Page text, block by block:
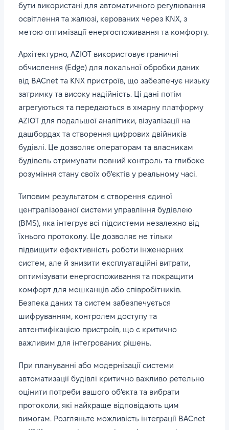
бути використані для автоматичного регулювання
освітлення та жалюзі, керованих через KNX, з
метою оптимізації енергоспоживання та комфорту.
Архітектурно, AZIOT використовує граничні
обчислення (Edge) для локальної обробки даних
від BACnet та KNX пристроїв, що забезпечує низьку
затримку та високу надійність. Ці дані потім
агрегуються та передаються в хмарну платформу
AZIOT для подальшої аналітики, візуалізації на
дашбордах та створення цифрових двійників
будівлі. Це дозволяє операторам та власникам
будівель отримувати повний контроль та глибоке
розуміння стану своїх об'єктів у реальному часі.
Типовим результатом є створення єдиної
централізованої системи управління будівлею
(BMS), яка інтегрує всі підсистеми незалежно від
їхнього протоколу. Це дозволяє не тільки
підвищити ефективність роботи інженерних
систем, але й знизити експлуатаційні витрати,
оптимізувати енергоспоживання та покращити
комфорт для мешканців або співробітників.
Безпека даних та систем забезпечується
шифруванням, контролем доступу та
автентифікацією пристроїв, що є критично
важливим для інтегрованих рішень.
При плануванні або модернізації системи
автоматизації будівлі критично важливо ретельно
оцінити потреби вашого об'єкта та вибрати
протоколи, які найкраще відповідають цим
вимогам. Розгляньте можливість інтеграції BACnet